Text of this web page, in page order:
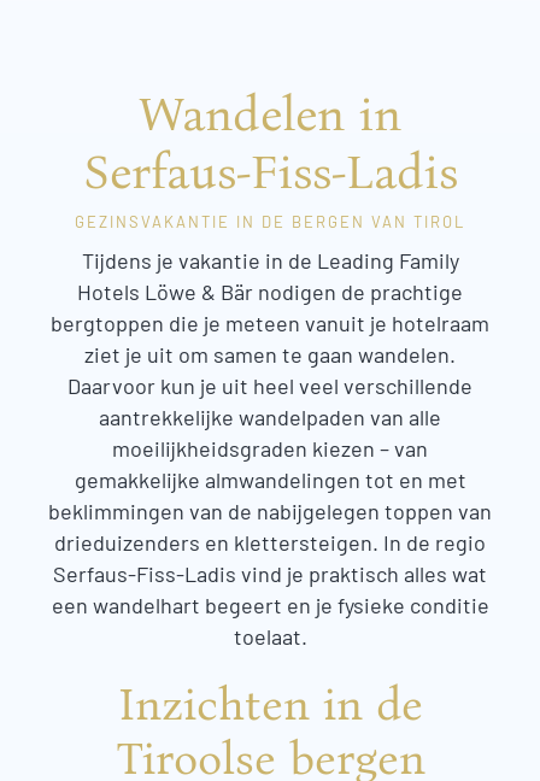
Wandelen in
Serfaus-Fiss-Ladis
GEZINSVAKANTIE IN DE BERGEN VAN TIROL
Tijdens je vakantie in de Leading Family
Hotels Löwe & Bär nodigen de prachtige
bergtoppen die je meteen vanuit je hotelraam
ziet je uit om samen te gaan wandelen.
Daarvoor kun je uit heel veel verschillende
aantrekkelijke wandelpaden van alle
moeilijkheidsgraden kiezen – van
gemakkelijke almwandelingen tot en met
beklimmingen van de nabijgelegen toppen van
drieduizenders en klettersteigen. In de regio
Serfaus-Fiss-Ladis vind je praktisch alles wat
een wandelhart begeert en je fysieke conditie
toelaat.
Inzichten in de
Tiroolse bergen